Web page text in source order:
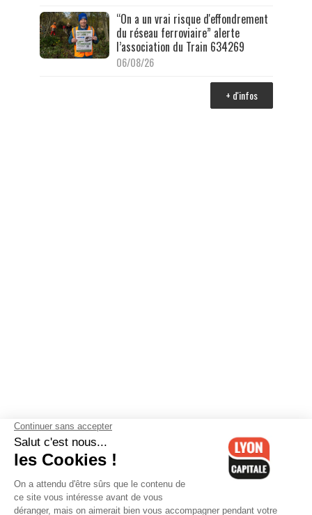
“On a un vrai risque d'effondrement
du réseau ferroviaire” alerte
l’association du Train 634269
06/08/26
+ d'infos